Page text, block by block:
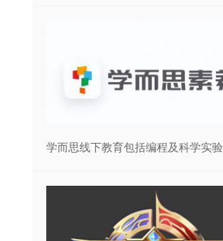
学而思线下教育包括编程及科学实验